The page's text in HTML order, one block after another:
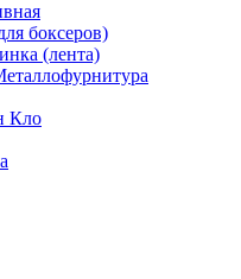
боксеров)
(лента)
Кло